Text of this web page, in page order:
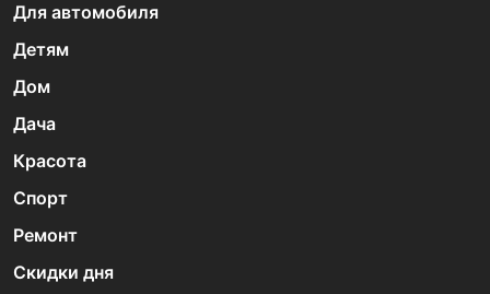
Для автомобиля
Детям
Дом
Дача
Красота
Спорт
Ремонт
Скидки дня